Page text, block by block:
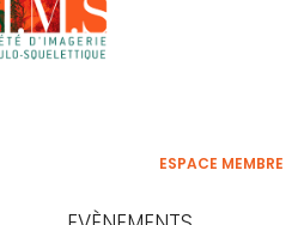
ESPACE MEMBRE